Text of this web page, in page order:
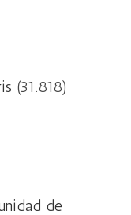
(31.818)
de